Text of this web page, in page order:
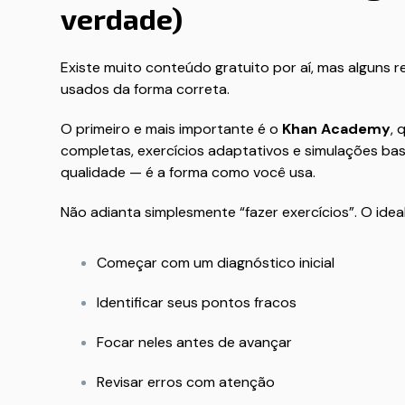
verdade)
Existe muito conteúdo gratuito por aí, mas alguns
usados da forma correta.
O primeiro e mais importante é o Khan Academy,
completas, exercícios adaptativos e simulações
qualidade — é a forma como você usa.
Não adianta simplesmente “fazer exercícios”. O
Começar com um diagnóstico inicial
Identificar seus pontos fracos
Focar neles antes de avançar
Revisar erros com atenção